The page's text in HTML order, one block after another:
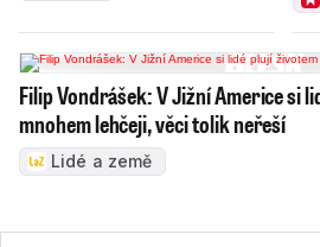
Filip Vondrášek: V Jižní Americe si
mnohem lehčeji, věci tolik neřeší
Lidé a země